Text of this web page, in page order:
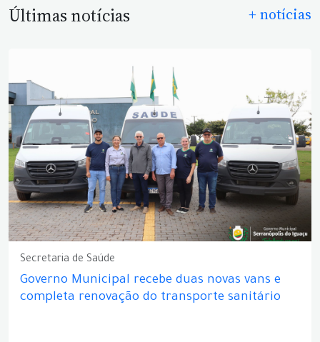
Últimas notícias + notícias
Secretaria de Saúde
Governo Municipal recebe duas novas vans e
completa renovação do transporte sanitário